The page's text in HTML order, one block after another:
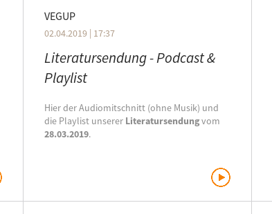
VEGUP
02.04.2019 | 17:37
Literatursendung - Podcast &
Playlist
Hier der Audiomitschnitt (ohne Musik) und
die Playlist unserer Literatursendungvom
28.03.2019.